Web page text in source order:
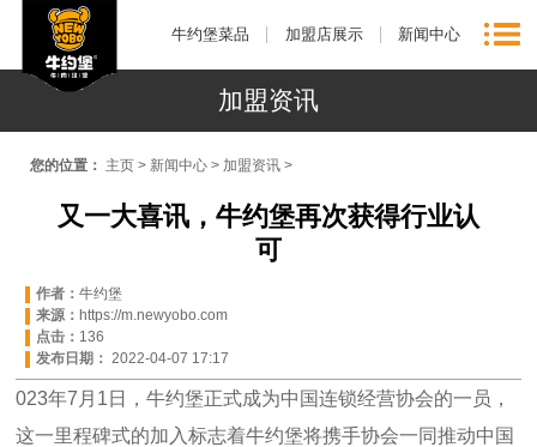
牛约堡菜品 加盟店展示 新闻中心
加盟资讯
您的位置： 主页 > 新闻中心 > 加盟资讯 >
又一大喜讯，牛约堡再次获得行业认
可
作者：牛约堡
来源：https://m.newyobo.com
点击： 136
发布日期：2022-04-07 17:17
023年7月1日，牛约堡正式成为中国连锁经营协会的一员，
这一里程碑式的加入标志着牛约堡将携手协会一同推动中国